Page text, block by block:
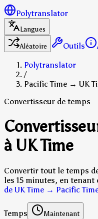
Polytranslator
Langues
Aléatoire
Outils
Polytranslator
/
Pacific Time → UK
Convertisseur de temps
à UK Time
Convertir tout le temps
les 15 minutes, en
de UK Time → Pacific
Temps Maintenant